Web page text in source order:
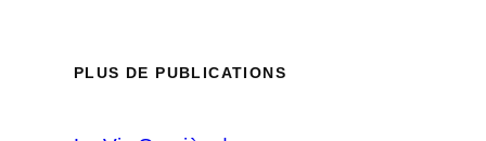
PLUS DE PUBLICATIONS